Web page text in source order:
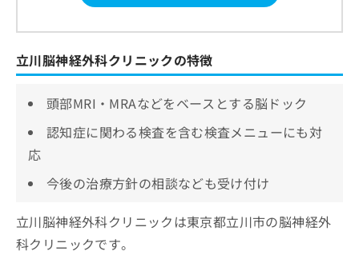
立川脳神経外科クリニックの特徴
頭部MRI・MRAなどをベースとする脳ドック
認知症に関わる検査を含む検査メニューにも対
応
今後の治療方針の相談なども受け付け
立川脳神経外科クリニックは東京都立川市の脳神経外
科クリニックです。